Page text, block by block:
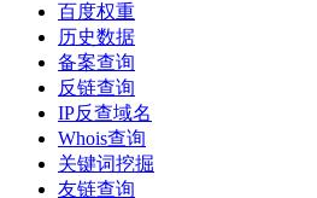
百度权重
历史数据
备案查询
反链查询
IP反查域名
Whois查询
关键词挖掘
友链查询